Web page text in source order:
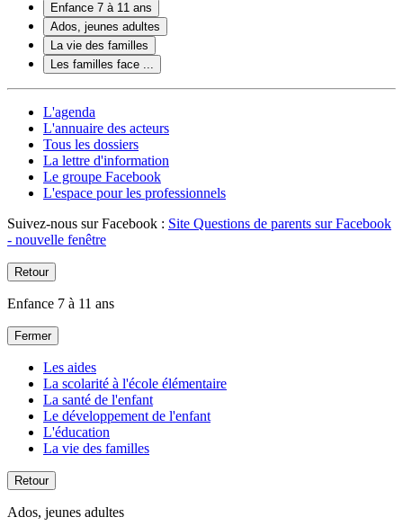
Enfance 7 à 11 ans
Ados, jeunes adultes
La vie des familles
Les familles face ...
L'agenda
L'annuaire des acteurs
Tous les dossiers
La lettre d'information
Le groupe Facebook
L'espace pour les professionnels
Suivez-nous sur Facebook : Site Questions de parents sur Facebook
- nouvelle fenêtre
Retour
Enfance 7 à 11 ans
Fermer
Les aides
La scolarité à l'école élémentaire
La santé de l'enfant
Le développement de l'enfant
L'éducation
La vie des familles
Retour
Ados, jeunes adultes